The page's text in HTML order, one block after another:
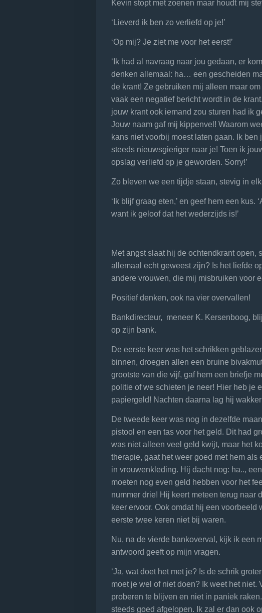
Kevin stopt met zoenen maar houdt mij
‘Lieverd ik ben zo verliefd op je!’
‘Op mij? Je ziet me voor het eerst!’
‘Ik had al navraag naar jou gedaan, er
denken allemaal: ha… een gescheiden
de krant! Ze gebruiken mij alleen maar
vaak een negatief bericht wordt in de
jouw krant ook iemand zou sturen had ik
Jouw naam gaf mij kippenvel! Waarom
kans niet voorbij moest laten gaan. Ik
steeds nieuwsgieriger naar je! Toen ik
opslag verliefd op je geworden. Sorry!’
Zo bleven we een tijdje staan, stevig in
‘Ik blijf graag eten,’ en geef hem een
want ik geloof dat het wederzijds is!’
Met angst slaat hij de ochtendkrant open,
allemaal echt geweest zijn? Is het liefde
andere vrouwen, die mij misbruiken voor
Positief denken, ook na vier overvallen!
Bankdirecteur, meneer K. Kersenboog,
op zijn bank.
De eerste keer was het schrikken
binnen, droegen allen een bruine
grootste van die vijf, gaf hem een briefje
politie of we schieten je neer! Hier heb je
papiergeld! Nachten daarna lag hij
De tweede keer was nog in dezelfde
pistool en een tas voor het geld. Dit had
was niet alleen veel geld kwijt, maar het
therapie, gaat het weer goed met hem
in vrouwenkleding. Hij dacht nog: ha..,
moeten nog even geld hebben voor het
nummer drie! Hij keert meteen terug naar
keer ervoor. Ook omdat hij een
eerste twee keren niet bij waren.
Nu, na de vierde bankoverval, kijk ik een
antwoord geeft op mijn vragen.
‘Ja, wat doet het met je? Is de schrik
moet je wel of niet doen? Ik weet het
proberen te blijven en niet in paniek
steeds goed afgelopen. Ik zal er dan ook